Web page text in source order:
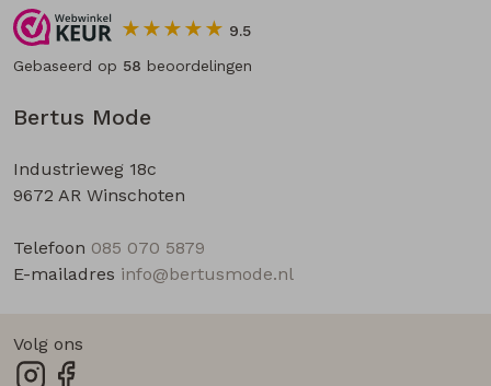
Bertus Mode
Industrieweg 18c
9672 AR Winschoten
Telefoon 085 070 5879
E-mailadres info@bertusmode.nl
9.5
Gebaseerd op 58 beoordelingen
Volg ons